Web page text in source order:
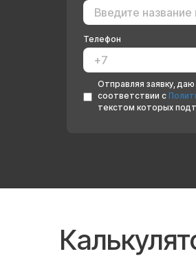
Телефон
Отправляя заявку, даю
соответствии с
текстом которых